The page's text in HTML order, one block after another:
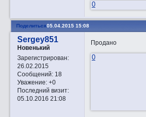
0
Поделиться05.04.2015 15:08
Sergey851
Новенький
Зарегистрирован:
26.02.2015
Сообщений:18
Уважение: +0
Последний визит:
05.10.2016 21:08
Продано
0